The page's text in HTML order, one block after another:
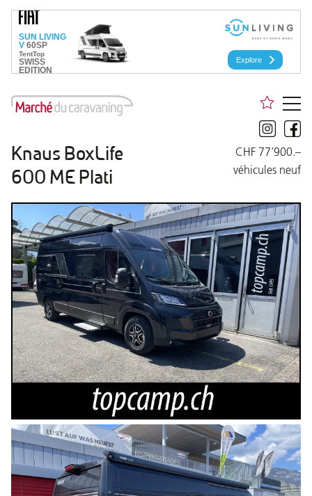
Knaus BoxLife
600 ME Plati
CHF 77'900.–
véhicules neuf